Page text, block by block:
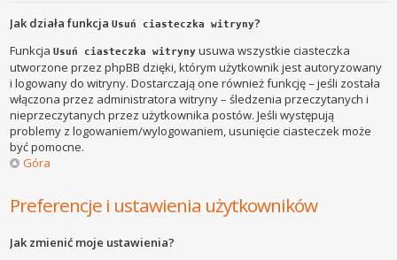
Jak działa funkcjaUsuń ciasteczka witryny?
FunkcjaUsuń ciasteczka witryny usuwa wszystkie ciasteczka
utworzone przez phpBB dzięki, którym użytkownik jest autoryzowany
i logowany do witryny. Dostarczają one również funkcję – jeśli została
włączona przez administratora witryny – śledzenia przeczytanych i
nieprzeczytanych przez użytkownika postów. Jeśli występują
problemy z logowaniem/wylogowaniem, usunięcie ciasteczek może
być pomocne.
Góra
Preferencje i ustawienia użytkowników
Jak zmienić moje ustawienia?